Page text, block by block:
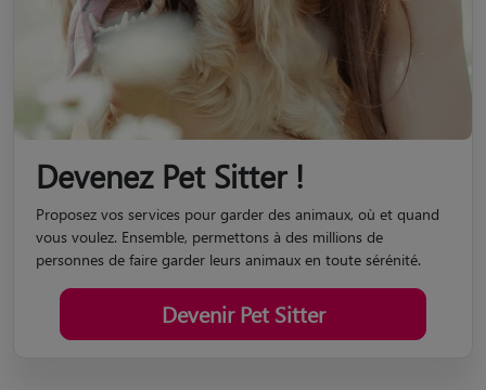
Devenez Pet Sitter !
Proposez vos services pour garder des animaux, où et quand
vous voulez. Ensemble, permettons à des millions de
personnes de faire garder leurs animaux en toute sérénité.
Devenir Pet Sitter